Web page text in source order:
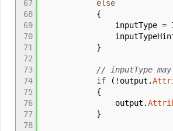
67
68
69
70
71
72
73
74
75
76
77
78
else
{
inputType =
}
// inputType
if
( ! output .
{
output .
}